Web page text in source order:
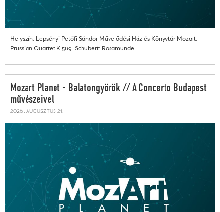
Helyszín: Lepsényi Petőfi Sándor Művelődési Ház és Könyvtár Mozart:
Prussian Quartet K.589. Schubert: Rosamunde...
Mozart Planet - Balatongyörök // A Concerto Budapest
művészeivel
2026. augusztus 21.